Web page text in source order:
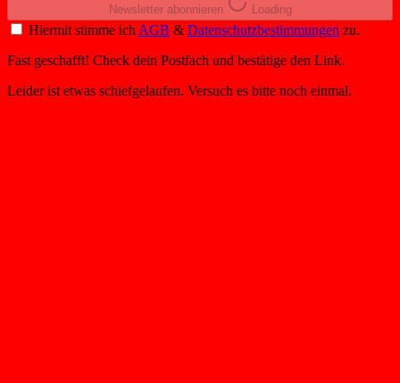
Newsletter abonnieren Loading
Hiermit stimme ich AGB & Datenschutzbestimmungen zu.
Fast geschafft! Check dein Postfach und bestätige den Link.
Leider ist etwas schiefgelaufen. Versuch es bitte noch einmal.